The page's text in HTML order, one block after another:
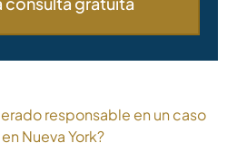
responsable en un caso
Nueva York?